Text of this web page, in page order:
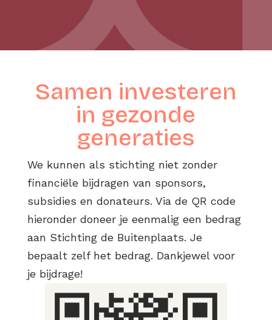
Samen investeren
in gezonde
generaties
We kunnen als stichting niet zonder
financiële bijdragen van sponsors,
subsidies en donateurs. Via de QR code
hieronder doneer je eenmalig een bedrag
aan Stichting de Buitenplaats. Je
bepaalt zelf het bedrag. Dankjewel voor
je bijdrage!